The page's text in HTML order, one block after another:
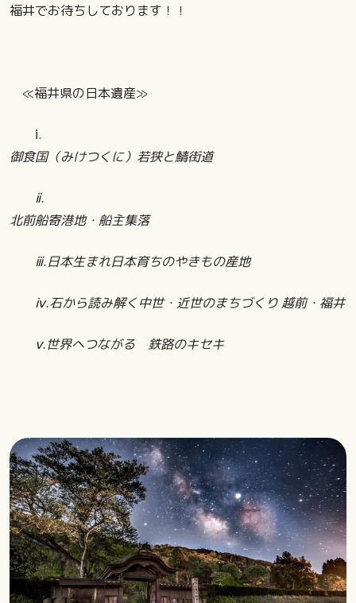
福井でお待ちしております！！
≪福井県の日本遺産≫
ⅰ.
御食国（みけつくに）若狭と鯖街道
ⅱ.
北前船寄港地・船主集落
ⅲ.日本生まれ日本育ちのやきもの産地
ⅳ.石から読み解く中世・近世のまちづくり 越前・福井
ⅴ.世界へつながる 鉄路のキセキ